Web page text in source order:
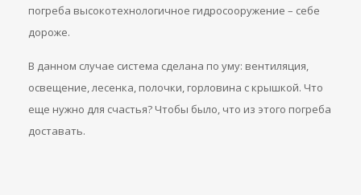
погреба высокотехнологичное гидросооружение – себе
дороже.
В данном случае система сделана по уму: вентиляция,
освещение, лесенка, полочки, горловина с крышкой. Что
еще нужно для счастья? Чтобы было, что из этого погреба
доставать.